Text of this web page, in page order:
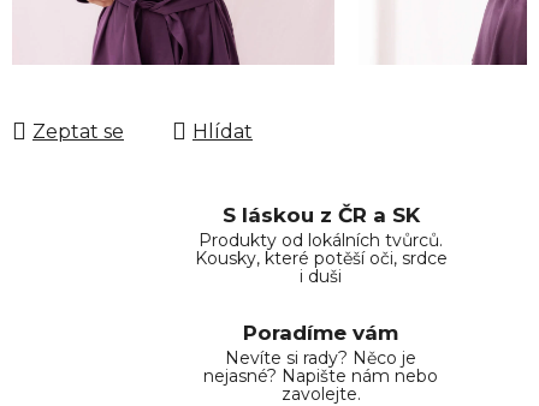
Zeptat se Hlídat
S láskou z ČR a SK
Produkty od lokálních tvůrců.
Kousky, které potěší oči, srdce
i duši
Poradíme vám
Nevíte si rady? Něco je
nejasné? Napište nám nebo
zavolejte.